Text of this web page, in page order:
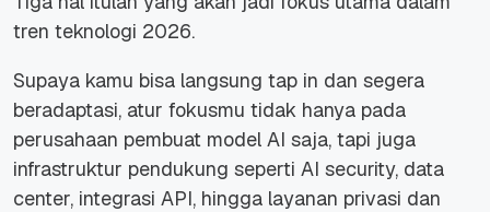
tren teknologi 2026.
Supaya kamu bisa langsung tap in dan segera
beradaptasi, atur fokusmu tidak hanya pada
perusahaan pembuat model AI saja, tapi juga
infrastruktur pendukung seperti AI security, data
center, integrasi API, hingga layanan privasi dan